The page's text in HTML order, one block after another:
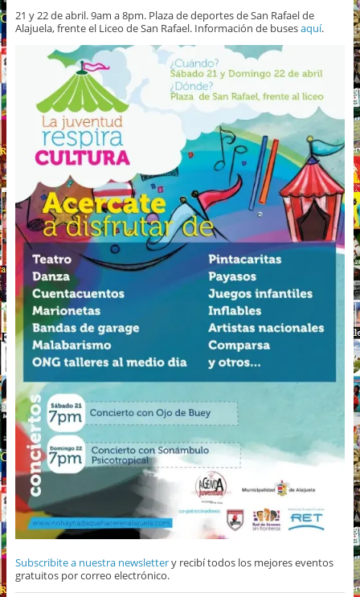
21 y 22 de abril. 9am a 8pm. Plaza de deportes de San Rafael de
Alajuela, frente el Liceo de San Rafael. Información de busesaquí.
Subscribite a nuestra newslettery recibí todos los mejores eventos
gratuitos por correo electrónico.